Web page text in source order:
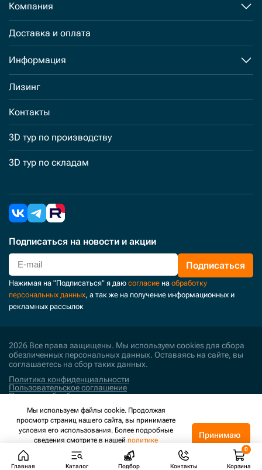
Компания
Доставка и оплата
Информация
Лизинг
Контакты
3D тур по производству
3D тур по складам
Подписаться на новости и акции
Подписаться
Нажимая на "Подписаться" я даю согласие на обработку
персональных данных, а так же на получение информационных и
рекламных рассылок
2026 Все права защищены. Мы используем cookies для сбора
обезличенных персональных данных. Оставаясь на сайте, вы
соглашаетесь на сбор таких данных.
Политика конфиденциальности
Пользовательское соглашение
Политика обработки персональных данных
Поддержка и развитие
Главная Каталог Подбор Контакты Корзина
Мы используем файлы cookie. Продолжая
просмотр страниц нашего сайта, вы принимаете
условия его использования. Более подробные
сведения смотрите в нашей политике
конфиденциальности.
Принимаю